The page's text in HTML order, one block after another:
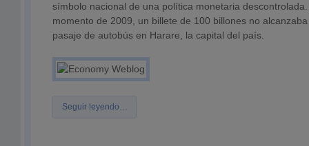
símbolo nacional de una política monetaria
momento de 2009, un billete de 100 billones no
pasaje de autobús en Harare, la capital del país.
Seguir leyendo…